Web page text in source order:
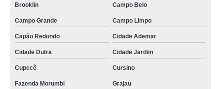
Brooklin Campo Belo
Campo Grande Campo Limpo
Capão Redondo Cidade Ademar
Cidade Dutra Cidade Jardim
Cupecê Cursino
Fazenda Morumbi Grajau